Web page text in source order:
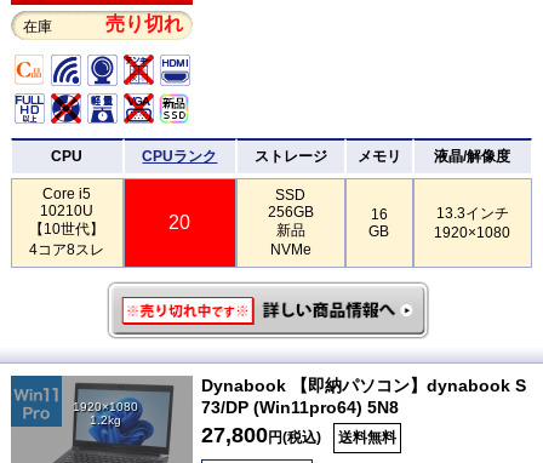
在庫 売り切れ
CPU CPUランク ストレージ メモリ 液晶/解像度
Core i5
10210U
【10世代】
4コア8スレ
20
SSD
256GB
新品
NVMe
16
GB
13.3インチ
1920×1080
1920×1080
1.2kg
Dynabook 【即納パソコン】dynabook S
73/DP (Win11pro64) 5N8
27,800円(税込) 送料無料